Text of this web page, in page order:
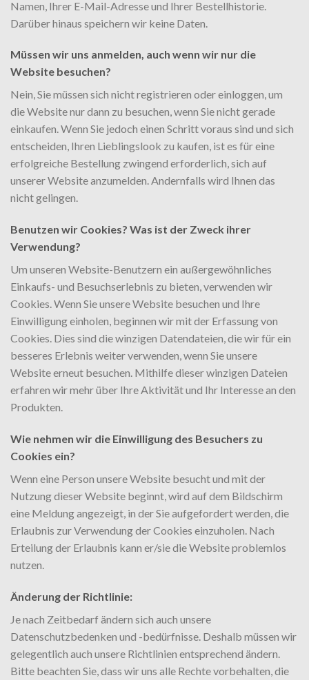
Namen, Ihrer E-Mail-Adresse und Ihrer Bestellhistorie.
Darüber hinaus speichern wir keine Daten.
Müssen wir uns anmelden, auch wenn wir nur die
Website besuchen?
Nein, Sie müssen sich nicht registrieren oder einloggen, um
die Website nur dann zu besuchen, wenn Sie nicht gerade
einkaufen. Wenn Sie jedoch einen Schritt voraus sind und sich
entscheiden, Ihren Lieblingslook zu kaufen, ist es für eine
erfolgreiche Bestellung zwingend erforderlich, sich auf
unserer Website anzumelden. Andernfalls wird Ihnen das
nicht gelingen.
Benutzen wir Cookies? Was ist der Zweck ihrer
Verwendung?
Um unseren Website-Benutzern ein außergewöhnliches
Einkaufs- und Besuchserlebnis zu bieten, verwenden wir
Cookies. Wenn Sie unsere Website besuchen und Ihre
Einwilligung einholen, beginnen wir mit der Erfassung von
Cookies. Dies sind die winzigen Datendateien, die wir für ein
besseres Erlebnis weiter verwenden, wenn Sie unsere
Website erneut besuchen. Mithilfe dieser winzigen Dateien
erfahren wir mehr über Ihre Aktivität und Ihr Interesse an den
Produkten.
Wie nehmen wir die Einwilligung des Besuchers zu
Cookies ein?
Wenn eine Person unsere Website besucht und mit der
Nutzung dieser Website beginnt, wird auf dem Bildschirm
eine Meldung angezeigt, in der Sie aufgefordert werden, die
Erlaubnis zur Verwendung der Cookies einzuholen. Nach
Erteilung der Erlaubnis kann er/sie die Website problemlos
nutzen.
Änderung der Richtlinie:
Je nach Zeitbedarf ändern sich auch unsere
Datenschutzbedenken und -bedürfnisse. Deshalb müssen wir
gelegentlich auch unsere Richtlinien entsprechend ändern.
Bitte beachten Sie, dass wir uns alle Rechte vorbehalten, die